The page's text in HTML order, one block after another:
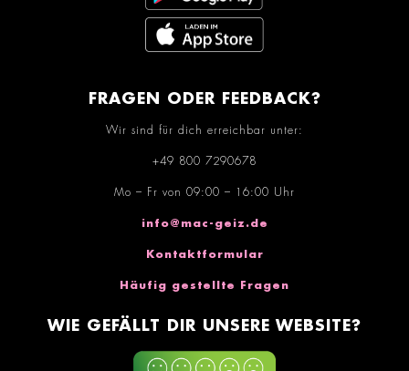
FRAGEN ODER FEEDBACK?
Wir sind für dich erreichbar unter:
+49 800 7290678
Mo – Fr von 09:00 – 16:00 Uhr
info@mac-geiz.de
Kontaktformular
Häufig gestellte Fragen
WIE GEFÄLLT DIR UNSERE WEBSITE?